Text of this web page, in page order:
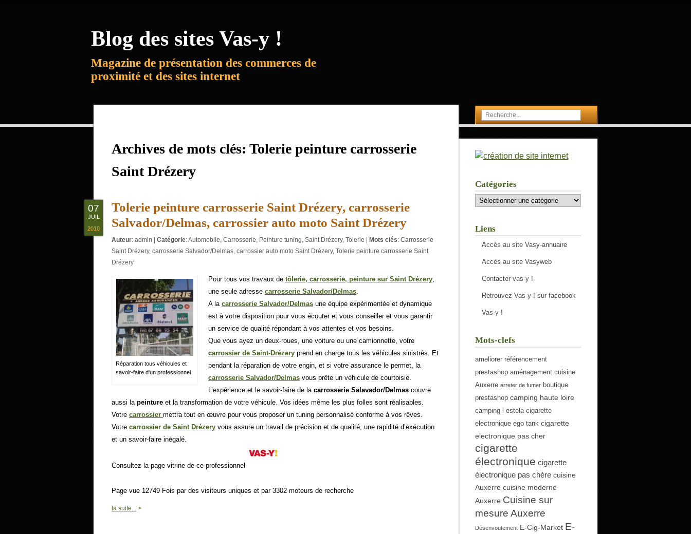
Blog des sites Vas-y !
Magazine de présentation des commerces de
proximité et des sites internet
Archives de mots clés: Tolerie peinture carrosserie
Saint Drézery
Tolerie peinture carrosserie Saint Drézery, carrosserie
Salvador/Delmas, carrossier auto moto Saint Drézery
Auteur: admin Catégorie:Automobile, Carrosserie, Peinture tuning, Saint Drézery, Tolerie Mots clés: Carrosserie
Saint Drézery, carrosserie Salvador/Delmas, carrossier auto moto Saint Drézery, Tolerie peinture carrosserie Saint
Drézery
Réparation tous véhicules et
savoir-faire d'un professionnel
Pour tous vos travaux de tôlerie, carrosserie, peinture sur Saint Drézery,
une seule adresse carrosserie Salvador/Delmas.
A la carrosserie Salvador/Delmas une équipe expérimentée et dynamique
est à votre disposition pour vous écouter et vous conseiller et vous garantir
un service de qualité répondant à vos attentes et vos besoins.
Que vous ayez un deux-roues, une voiture ou une camionnette, votre
carrossier de Saint-Drézery prend en charge tous les véhicules sinistrés. Et
pendant la réparation de votre engin, et si votre assurance le permet, la
carrosserie Salvador/Delmas vous prête un véhicule de courtoisie.
L’expérience et le savoir-faire de la carrosserie Salavador/Delmas couvre
aussi la peinture et la transformation de votre véhicule. Vos idées même les plus folles sont réalisables.
Votre carrossier mettra tout en œuvre pour vous proposer un tuning personnalisé conforme à vos rêves.
Votre carrossier de Saint Drézery vous assure un travail de précision et de qualité, une rapidité d’exécution
et un savoir-faire inégalé.
Consultez la page vitrine de ce professionnel
Page vue 12749 Fois par des visiteurs uniques et par 3302 moteurs de recherche
la suite... >
07
JUIL
2010
Catégories
Catégories
Liens
Accès au site Vasy-annuaire
Accès au site Vasyweb
Contacter vas-y !
Retrouvez Vas-y ! sur facebook
Vas-y !
Mots-clefs
ameliorer référencement
prestashop aménagement cuisine
Auxerre arreter de fumer boutique
prestashop camping haute loire
camping l estela cigarette
electronique ego tank cigarette
electronique pas cher
cigarette
électronique cigarette
électronique pas chère cuisine
Auxerre cuisine moderne
Auxerre Cuisine sur
mesure Auxerre
Désenvoutement E-Cig-Market E-